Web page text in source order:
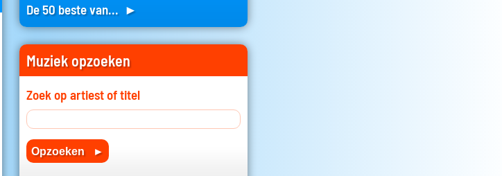
De 50 beste van... ►
Muziek opzoeken
Zoek op artiest of titel